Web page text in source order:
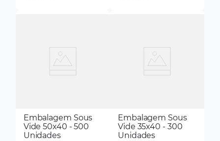
Embalagem Sous
Vide 50x40 - 500
Unidades
Embalagem Sous
Vide 35x40 - 300
Unidades